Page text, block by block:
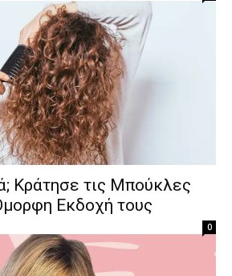
Κράτησε τις Μπούκλες
Εκδοχή τους
0